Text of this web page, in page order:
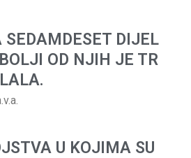
SEDAMDESET DIJEL
OD NJIH JE TR
U KOJIMA SU